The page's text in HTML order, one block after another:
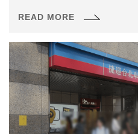
READ MORE